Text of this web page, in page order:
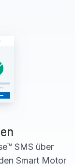
SMS über
Smart Motor